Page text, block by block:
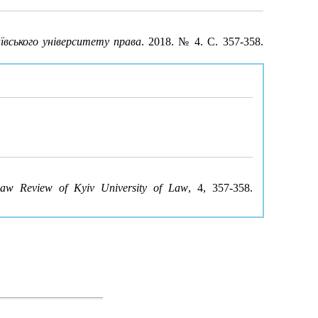
університету права. 2018. № 4. С. 357-358.
Review of Kyiv University of Law, 4, 357-358.